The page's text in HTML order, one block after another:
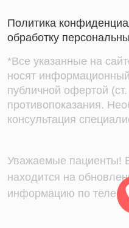
Политика
обработку
*Все указанные на
носят
публичной офертой
противопоказания.
консультация
Уважаемые пациенты!
находится на
информацию по